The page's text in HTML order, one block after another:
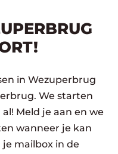
in Wezuperbrug
We starten
Meld je aan en we
wanneer je kan
mailbox in de